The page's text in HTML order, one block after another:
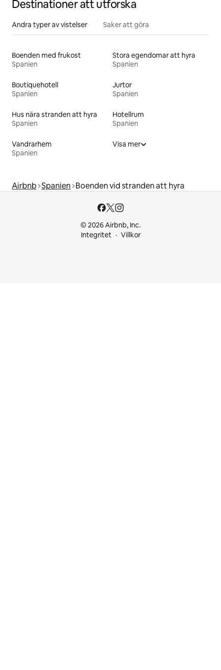
Destinationer att utforska
Andra typer av vistelser Saker att göra
Boenden med frukost
Spanien
Stora egendomar att hyra
Spanien
Boutiquehotell
Spanien
Jurtor
Spanien
Hus nära stranden att hyra
Spanien
Hotellrum
Spanien
Vandrarhem
Spanien
Visa mer
Airbnb Spanien Boenden vid stranden att hyra
© 2026 Airbnb, Inc.
Integritet
Villkor